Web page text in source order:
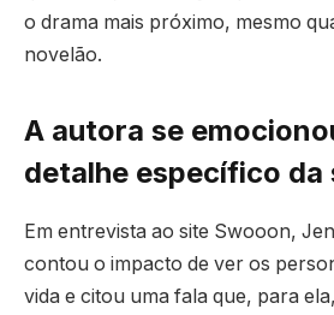
o drama mais próximo, mesmo
novelão.
A autora se
detalhe específico da
Em entrevista ao site Swooon,
contou o impacto de ver os
vida e citou uma fala que, para